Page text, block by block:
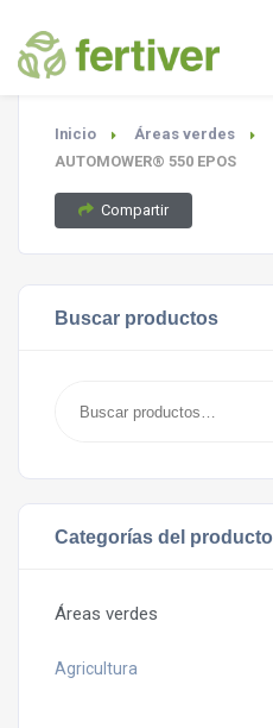
Inicio Áreas verdes
AUTOMOWER® 550 EPOS
Compartir
Buscar productos
Categorías del producto
Áreas verdes
Agricultura